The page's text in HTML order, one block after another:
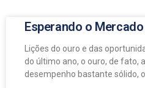
Esperando o
Lições do ouro e das
do último ano, o ouro, de fato,
desempenho bastante sólido,